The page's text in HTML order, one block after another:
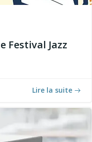
Festival Jazz
Lire la suite